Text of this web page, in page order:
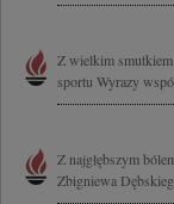
Z wielkim smutkiem
sportu Wyrazy
Z najgłębszym
Zbigniewa